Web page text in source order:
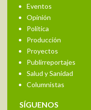
Eventos
Opinión
Política
Producción
Proyectos
Publirreportajes
Salud y Sanidad
Columnistas
SÍGUENOS